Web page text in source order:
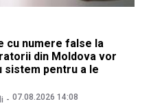
cu numere false la
din Moldova vor
sistem pentru a le
07.08.2026 14:08